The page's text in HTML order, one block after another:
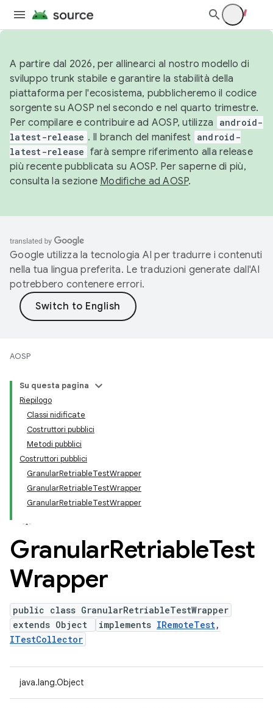
A partire dal 2026, per allinearci al nostro modello di
sviluppo trunk stabile e garantire la stabilità della
piattaforma per l'ecosistema, pubblicheremo il codice
sorgente su AOSP nel secondo e nel quarto trimestre.
Per compilare e contribuire ad AOSP, utilizza
android-
latest-release . Il branch del manifest android-
latest-release farà sempre riferimento alla release
più recente pubblicata su AOSP. Per saperne di più,
consulta la sezione Modifiche ad AOSP.
Google utilizza la tecnologia AI per tradurre i contenuti
nella tua lingua preferita. Le traduzioni generate dall'AI
potrebbero contenere errori.
AOSP
Su questa pagina
Riepilogo
Classi nidificate
Costruttori pubblici
Metodi pubblici
Costruttori pubblici
GranularRetriableTestWrapper
GranularRetriableTestWrapper
GranularRetriableTestWrapper
GranularRetriableTest
Wrapper
public class GranularRetriableTestWrapper
extends Object
implements IRemoteTest,
ITestCollector
java.lang.Object